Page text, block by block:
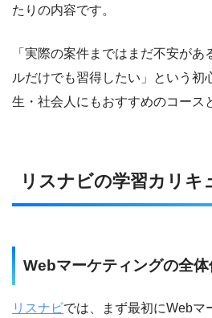
たりの内容です。
「実際の案件まではまだ不安が
ルだけでも習得したい」という初
生・社会人にもおすすめのコース
リスナビの学習カリキ
Webマーケティングの全
リスナビでは、まず最初にWebマ